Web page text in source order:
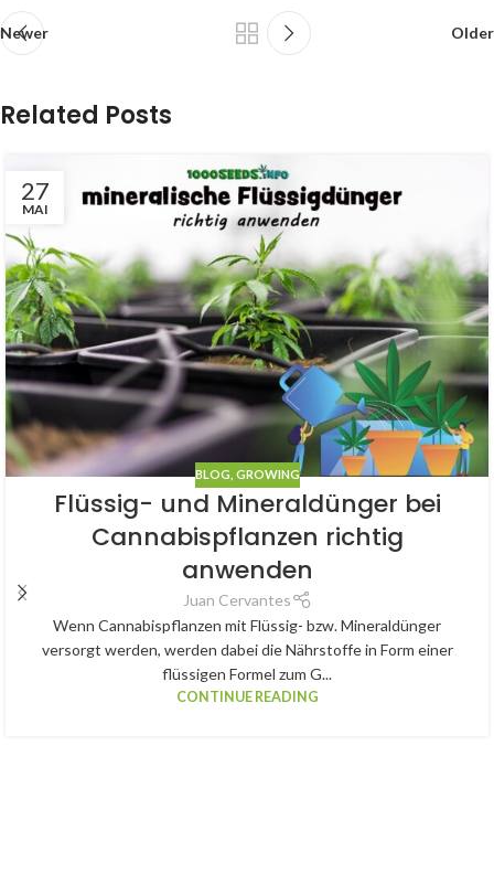
Newer Older
Related Posts
27
MAI
BLOG GROWING
Flüssig- und Mineraldünger bei
Cannabispflanzen richtig
anwenden
Juan Cervantes
Wenn Cannabispflanzen mit Flüssig- bzw. Mineraldünger
versorgt werden, werden dabei die Nährstoffe in Form einer
flüssigen Formel zum G...
CONTINUE READING